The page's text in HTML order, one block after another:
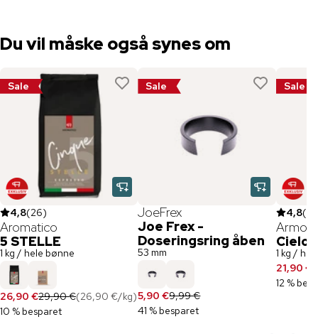
Du vil måske også synes om
Sale
4,8(26)
Aromatico
5 STELLE
1 kg / hele bønne
26,90 €29,90 €(26,90 €/kg)
10 % besparet
Sale
JoeFrex
Joe Frex -
Doseringsring åben
53 mm
5,90 €9,99 €
41 % besparet
Sale
4,8(
Cielo
1 kg /
21,90 €
12 %